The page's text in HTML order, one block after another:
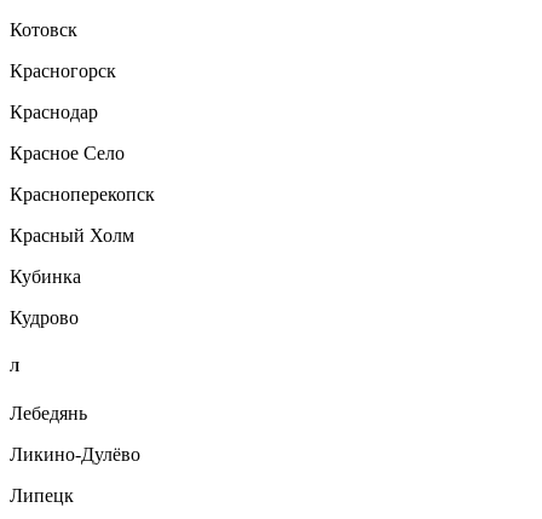
Котовск
Красногорск
Краснодар
Красное Село
Красноперекопск
Красный Холм
Кубинка
Кудрово
Л
Лебедянь
Ликино-Дулёво
Липецк